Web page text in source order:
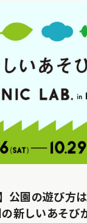
公園の遊び方
新しいあそび